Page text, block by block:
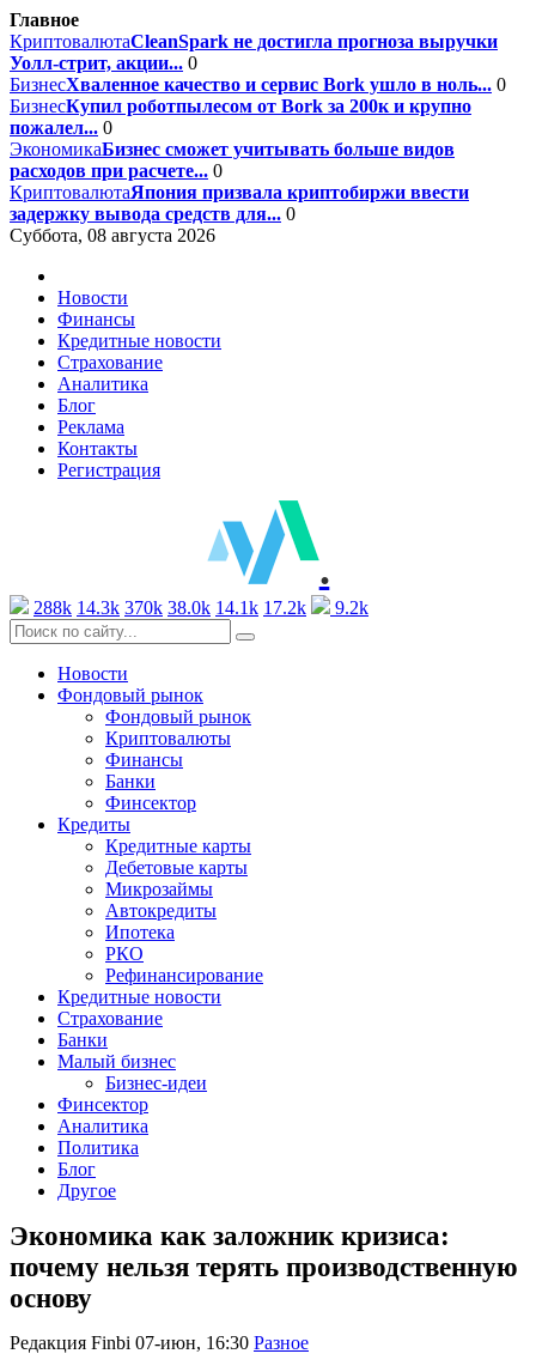
Главное
КриптовалютаCleanSpark не достигла прогноза выручки
Уолл-стрит, акции... 0
БизнесХваленное качество и сервис Bork ушло в ноль... 0
БизнесКупил роботпылесом от Bork за 200к и крупно
пожалел... 0
ЭкономикаБизнес сможет учитывать больше видов
расходов при расчете... 0
КриптовалютаЯпония призвала криптобиржи ввести
задержку вывода средств для... 0
Суббота, 08 августа 2026
Новости
Финансы
Кредитные новости
Страхование
Аналитика
Блог
Реклама
Контакты
Регистрация
.
288k 14.3k 370k 38.0k 14.1k 17.2k 9.2k
Новости
Фондовый рынок
Фондовый рынок
Криптовалюты
Финансы
Банки
Финсектор
Кредиты
Кредитные карты
Дебетовые карты
Микрозаймы
Автокредиты
Ипотека
РКО
Рефинансирование
Кредитные новости
Страхование
Банки
Малый бизнес
Бизнес-идеи
Финсектор
Аналитика
Политика
Блог
Другое
Экономика как заложник кризиса:
почему нельзя терять производственную
основу
Редакция Finbi 07-июн, 16:30 Разное